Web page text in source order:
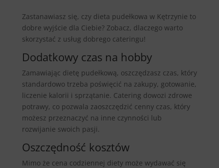
Zastanawiasz się, czy dieta pudełkowa w Kętrzynie to
dobre wyjście dla Ciebie? Zobacz, dlaczego warto
skorzystać z usług dobrego cateringu!
Dodatkowy czas na hobby
Zamawiając dietę pudełkową, oszczędzasz czas, który
standardowo trzeba poświęcić na zakupy, gotowanie,
liczenie kalorii i sprzątanie. Catering dowozi zdrowe
potrawy, co pozwala zaoszczędzić cenny czas, który
możesz przeznaczyć na inne czynności lub
rozwijanie swoich pasji.
Oszczędność kosztów
Mimo że cena codziennej diety może wydawać się